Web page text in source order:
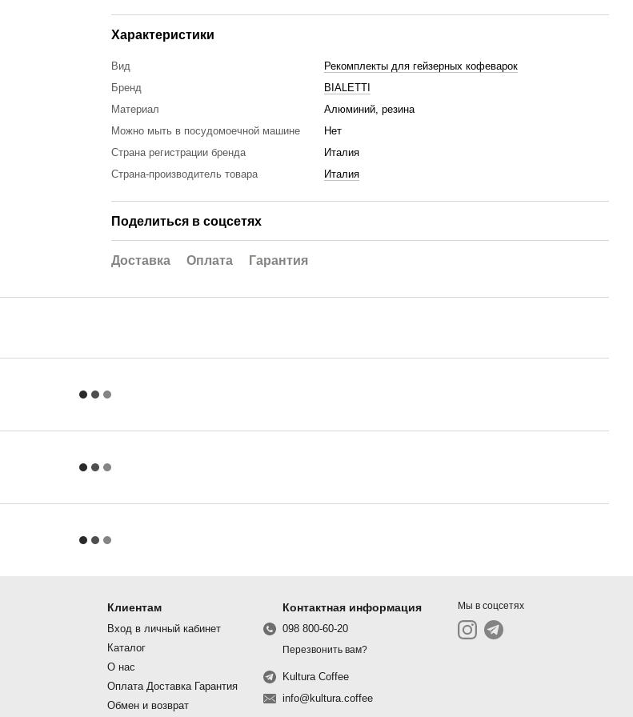
Характеристики
Вид
Рекомплекты для гейзерных кофеварок
Бренд
BIALETTI
Материал
Алюминий, резина
Можно мыть в посудомоечной машине
Нет
Страна регистрации бренда
Италия
Страна-производитель товара
Италия
Поделиться в соцсетях
Доставка Оплата Гарантия
Клиентам
Вход в личный кабинет
Каталог
О нас
Оплата Доставка Гарантия
Обмен и возврат
Контактная информация
098 800-60-20
Перезвонить вам?
Kultura Coffee
info@kultura.coffee
Мы в соцсетях